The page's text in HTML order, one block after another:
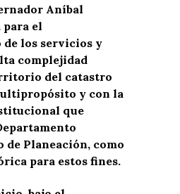
Aníbal
el
los servicios y
complejidad
del catastro
y con la
que
Planeación, como
para estos fines.